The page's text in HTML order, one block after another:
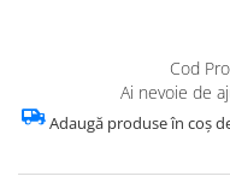
Cod
Ai nevoie de
Adaugă produse în coș